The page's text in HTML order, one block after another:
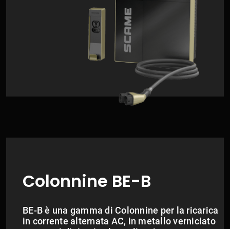
Colonnine BE-B
BE-B è una gamma di Colonnine per la ricarica
in corrente alternata AC, in metallo verniciato